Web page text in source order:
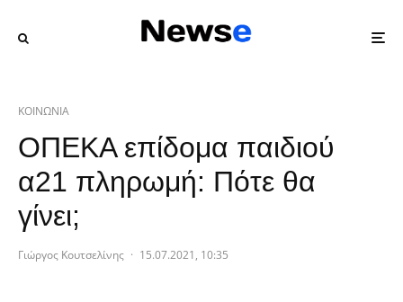
ΚΟΙΝΩΝΙΑ
ΟΠΕΚΑ επίδομα παιδιού
α21 πληρωμή: Πότε θα
γίνει;
Γιώργος Κουτσελίνης · 15.07.2021, 10:35